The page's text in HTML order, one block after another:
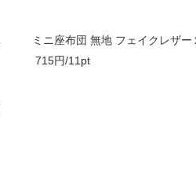
ミニ座布団 無地 フェイクレザー
715円/11pt